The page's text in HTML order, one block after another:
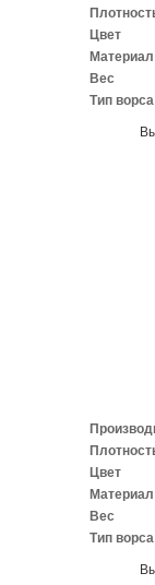
Цвет
Материал
Вес
Тип ворса
Цвет
Материал
Вес
Тип ворса